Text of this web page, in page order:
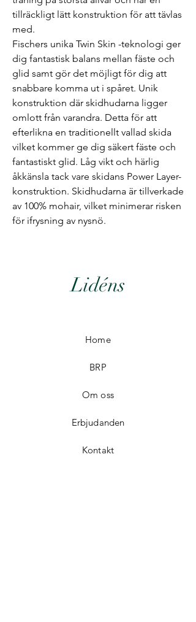
tillräckligt lätt konstruktion för att tävlas
med.
Fischers unika Twin Skin -teknologi ger
dig fantastisk balans mellan fäste och
glid samt gör det möjligt för dig att
snabbare komma ut i spåret. Unik
konstruktion där skidhudarna ligger
omlott från varandra. Detta för att
efterlikna en traditionellt vallad skida
vilket kommer ge dig säkert fäste och
fantastiskt glid. Låg vikt och härlig
åkkänsla tack vare skidans Power Layer-
konstruktion. Skidhudarna är tillverkade
av 100% mohair, vilket minimerar risken
för ifrysning av nysnö.
Lidéns
Home
BRP
Om oss
Erbjudanden
Kontakt